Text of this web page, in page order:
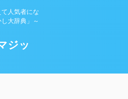
人気者にな
大辞典」～
ジッ